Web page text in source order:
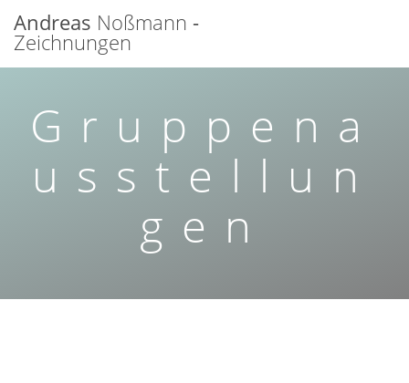
Andreas Noßmann -
Zeichnungen
Gruppena
usstellun
gen